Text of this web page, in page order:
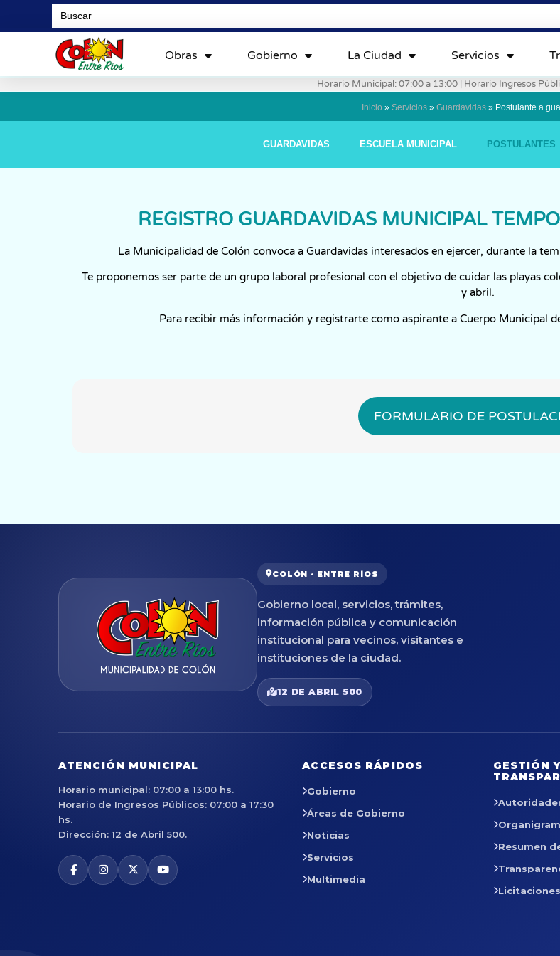
Search
for:
Obras Gobierno La Ciudad Servicios
Horario Municipal: 07:00 a 13:00 | Horario Ingresos
Inicio» Servicios» Guardavidas» Postulante a
GUARDAVIDAS ESCUELA MUNICIPAL POSTULANTES
REGISTRO GUARDAVIDAS MUNICIPAL
La Municipalidad de Colón convoca a Guardavidas interesados en ejercer, durante la
Te proponemos ser parte de un grupo laboral profesional con el objetivo de cuidar las playas
y abril.
Para recibir más información y registrarte como aspirante a Cuerpo Municipal
FORMULARIO DE
COLÓN · ENTRE RÍOS
Gobierno local, servicios, trámites,
información pública y comunicación
institucional para vecinos, visitantes e
instituciones de la ciudad.
12 DE ABRIL 500
ATENCIÓN MUNICIPAL
Horario municipal: 07:00 a 13:00 hs.
Horario de Ingresos Públicos: 07:00 a 17:30
hs.
Dirección: 12 de Abril 500.
ACCESOS RÁPIDOS
Gobierno
Áreas de Gobierno
Noticias
Servicios
Multimedia
GESTIÓN Y
Resumen
Licitaciones